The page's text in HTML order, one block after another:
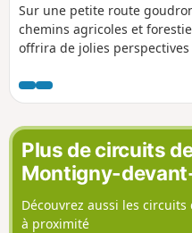
Sur une petite route
chemins agricoles et
offrira de jolies
est le surnom donné aux
Plus de circuits
Montigny-
Découvrez aussi les
à proximité